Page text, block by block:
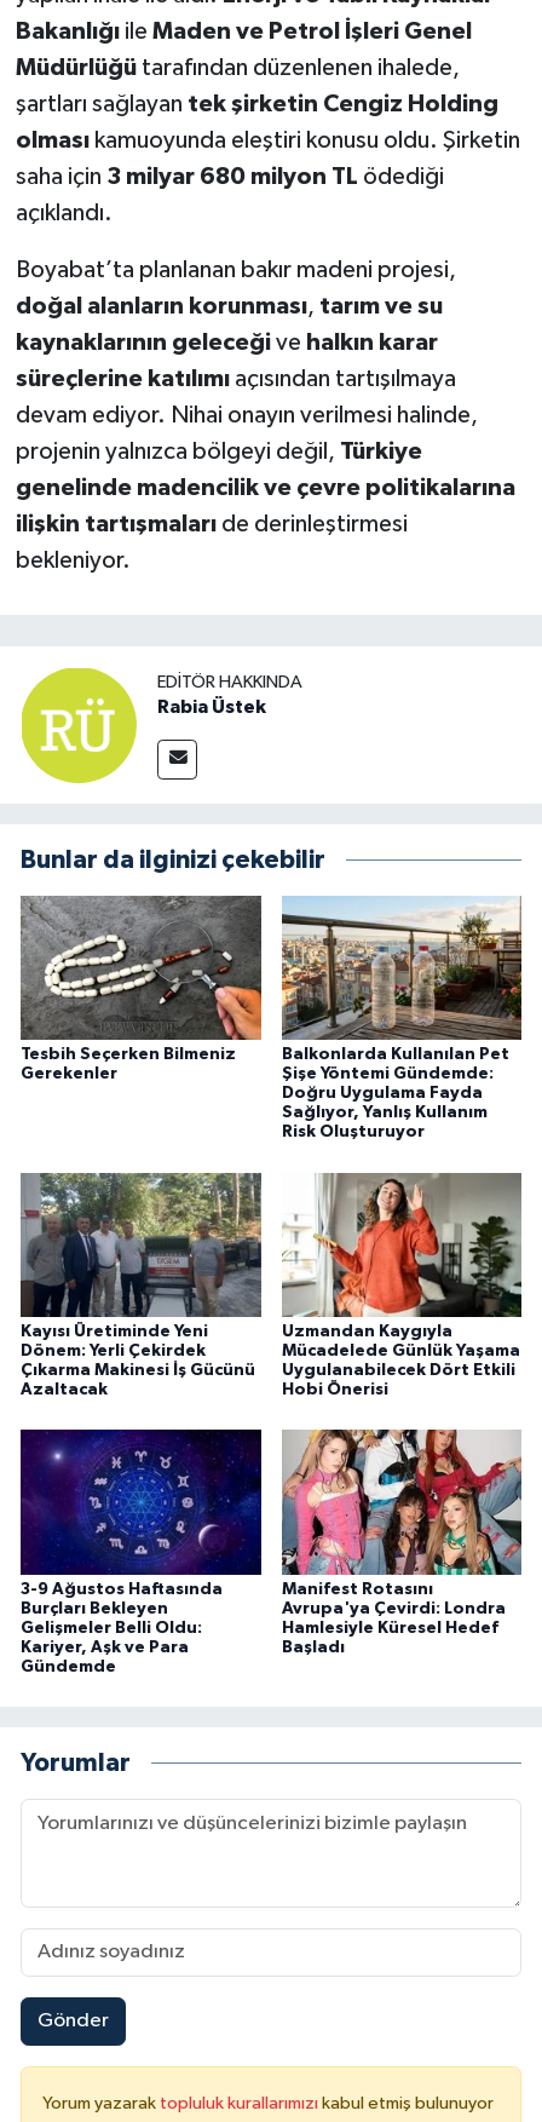
Bakanlığıile Maden ve Petrol İşleri Genel
Müdürlüğütarafından düzenlenen ihalede,
şartları sağlayan tek şirketin Cengiz Holding
olmasıkamuoyunda eleştiri konusu oldu. Şirketin
saha için 3 milyar 680 milyon TL ödediği
açıklandı.
Boyabat’ta planlanan bakır madeni projesi,
doğal alanların korunması, tarım ve su
kaynaklarının geleceğive halkın karar
süreçlerine katılımıaçısından tartışılmaya
devam ediyor. Nihai onayın verilmesi halinde,
projenin yalnızca bölgeyi değil, Türkiye
genelinde madencilik ve çevre politikalarına
ilişkin tartışmalarıde derinleştirmesi
bekleniyor.
EDITÖR HAKKINDA
Rabia Üstek
Bunlar da ilginizi çekebilir
Tesbih Seçerken Bilmeniz
Gerekenler
Balkonlarda Kullanılan Pet
Şişe Yöntemi Gündemde:
Doğru Uygulama Fayda
Sağlıyor, Yanlış Kullanım
Risk Oluşturuyor
Kayısı Üretiminde Yeni
Dönem: Yerli Çekirdek
Çıkarma Makinesi İş Gücünü
Azaltacak
Uzmandan Kaygıyla
Mücadelede Günlük Yaşama
Uygulanabilecek Dört Etkili
Hobi Önerisi
3-9 Ağustos Haftasında
Burçları Bekleyen
Gelişmeler Belli Oldu:
Kariyer, Aşk ve Para
Gündemde
Manifest Rotasını
Avrupa'ya Çevirdi: Londra
Hamlesiyle Küresel Hedef
Başladı
Yorumlar
Gönder
Yorum yazarak topluluk kurallarımızı kabul etmiş bulunuyor